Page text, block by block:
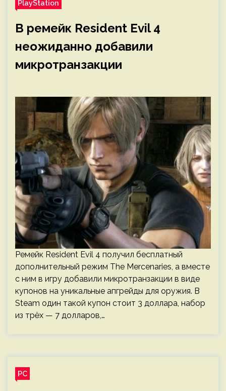
PlayStation
В ремейк Resident Evil 4
неожиданно добавили
микротранзакции
Ремейк Resident Evil 4 получил бесплатный
дополнительный режим The Mercenaries, а вместе
с ним в игру добавили микротранзакции в виде
купонов на уникальные апгрейды для оружия. В
Steam один такой купон стоит 3 доллара, набор
из трёх — 7 долларов,…
PC